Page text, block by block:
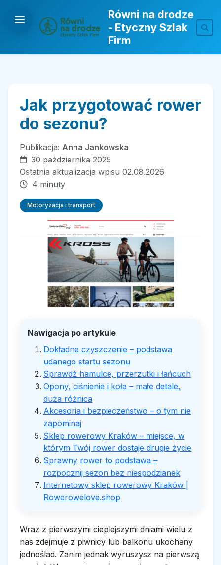
Równi na drodze
- Etyczny Szlak
Firm
Jak przygotować rower
do sezonu?
Publikacja: Anna Jankowska
30 października 2025
Ostatnia aktualizacja wpisu 02.08.2026
4 minuty
Motoryzacja i transport
Nawigacja po artykule
Dokładne czyszczenie – podstawa
udanego startu sezonu
Sprawdź hamulce, przerzutki i łańcuch
Opony, ciśnienie i koła – małe detale,
duża różnica
Akcesoria i bezpieczeństwo – o tym nie
zapominaj
Sklep rowerowy Kraków – miejsce, w
którym Twój rower dostaje drugie życie
Sprawny rower to podstawa –
rozpocznij sezon bez niespodzianek
Internetowy sklep rowerowy Kraków |
Rowerowelove.shop
Wraz z pierwszymi cieplejszymi dniami wielu z
nas zdejmuje z piwnicy lub balkonu ukochany
jednoślad. Zanim jednak wyruszysz na pierwszą